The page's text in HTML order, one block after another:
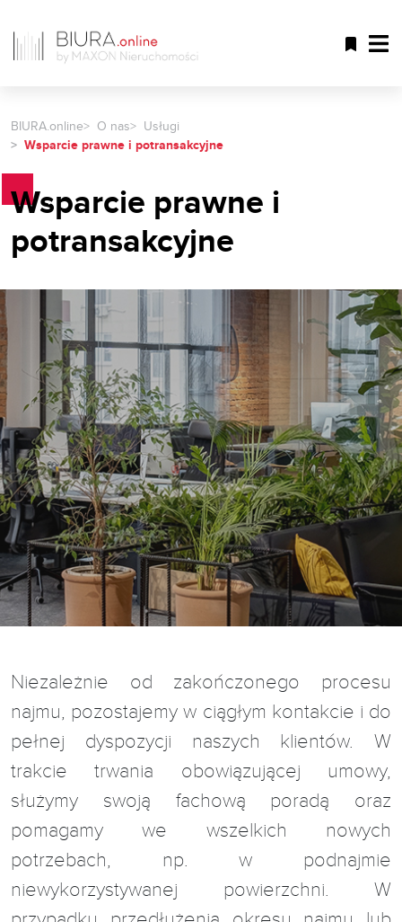
BIURA.online O nas
Usługi
Wsparcie prawne i potransakcyjne
Wsparcie prawne i
potransakcyjne
Niezależnie od zakończonego procesu
najmu, pozostajemy w ciągłym kontakcie i do
pełnej dyspozycji naszych klientów. W
trakcie trwania obowiązującej umowy,
służymy swoją fachową poradą oraz
pomagamy we wszelkich nowych
potrzebach, np. w podnajmie
niewykorzystywanej powierzchni. W